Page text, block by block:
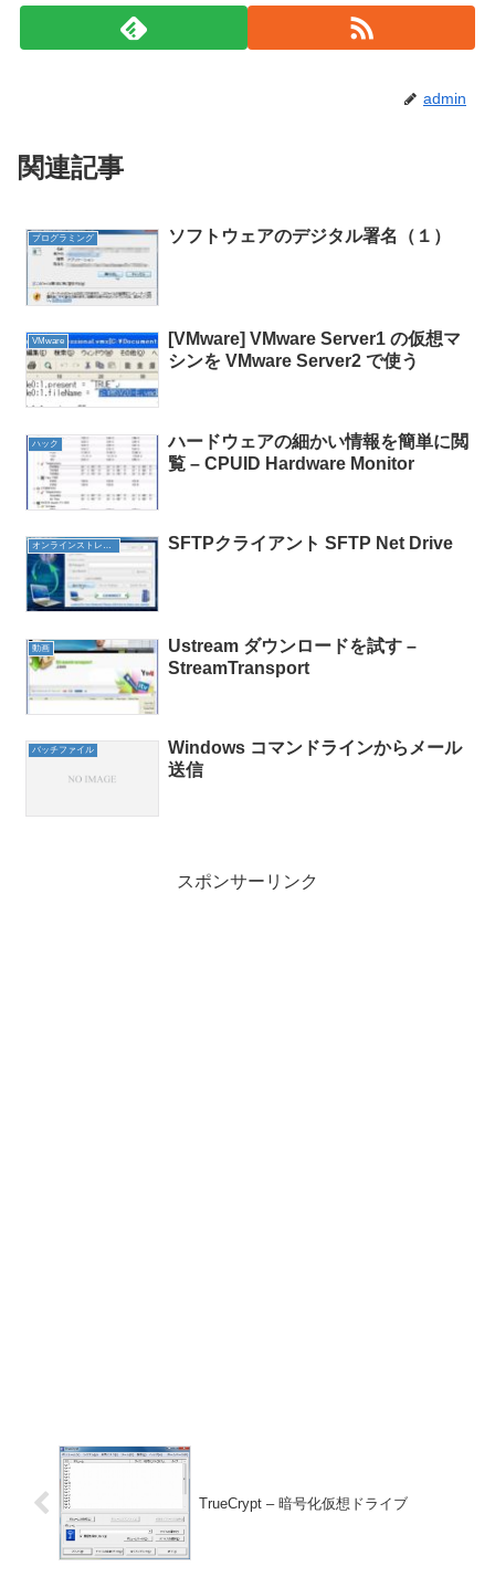
admin
関連記事
プログラミング ソフトウェアのデジタル署名（１）
VMware
[VMware] VMware Server1 の仮想マ
シンを VMware Server2 で使う
ハック
ハードウェアの細かい情報を簡単に閲
覧 – CPUID Hardware Monitor
オンラインストレージ SFTPクライアント SFTP Net Drive
動画
Ustream ダウンロードを試す –
StreamTransport
バッチファイル
Windows コマンドラインからメール
送信
スポンサーリンク
TrueCrypt – 暗号化仮想ドライブ